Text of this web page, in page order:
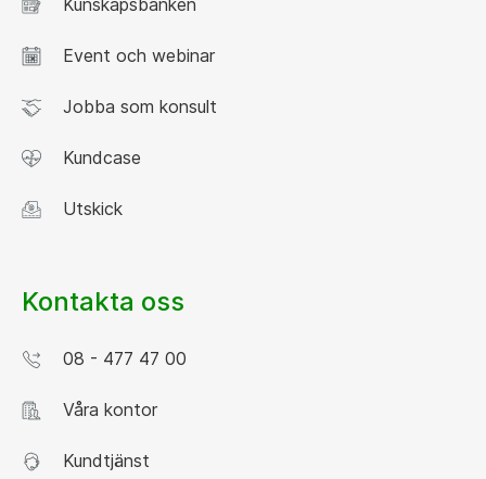
Event och webinar
Jobba som konsult
Kundcase
Utskick
Kontakta oss
08 - 477 47 00
Våra kontor
Kundtjänst